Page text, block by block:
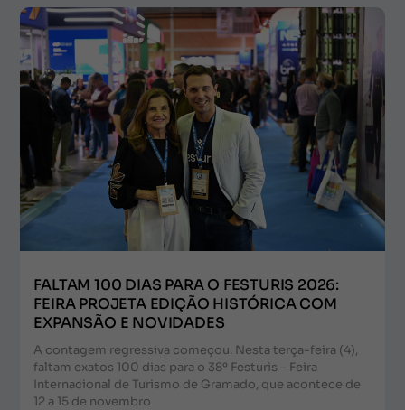
FALTAM 100 DIAS PARA O FESTURIS 2026:
FEIRA PROJETA EDIÇÃO HISTÓRICA COM
EXPANSÃO E NOVIDADES
A contagem regressiva começou. Nesta terça-feira (4),
faltam exatos 100 dias para o 38º Festuris – Feira
Internacional de Turismo de Gramado, que acontece de
12 a 15 de novembro